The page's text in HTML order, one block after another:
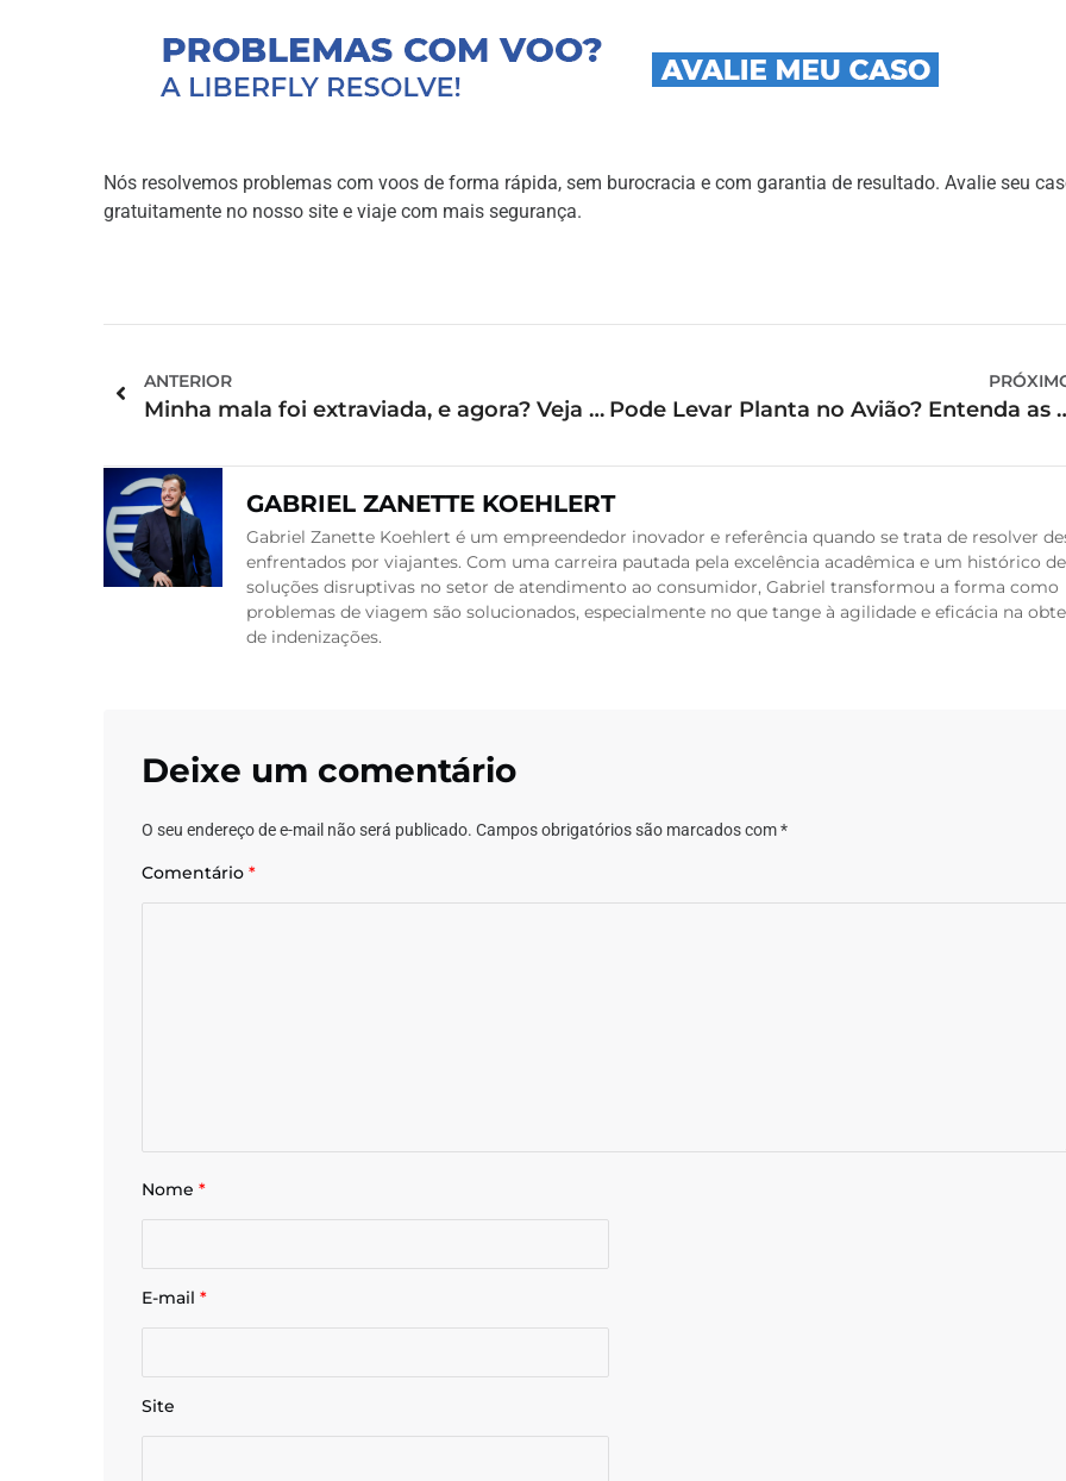
Nós resolvemos problemas com voos de forma rápida, sem burocracia e com garantia de resultado. Avalie seu
gratuitamente no nosso site e viaje com mais segurança.
ANTERIOR
Minha mala foi extraviada, e agora? Veja o que fazer passo a passo Pode Levar Planta no Avião?
GABRIEL ZANETTE KOEHLERT
Gabriel Zanette Koehlert é um empreendedor inovador e referência quando se trata de resolver
enfrentados por viajantes. Com uma carreira pautada pela excelência acadêmica e um histórico de
soluções disruptivas no setor de atendimento ao consumidor, Gabriel transformou a forma como
problemas de viagem são solucionados, especialmente no que tange à agilidade e eficácia na
de indenizações.
Deixe um comentário
O seu endereço de e-mail não será publicado. Campos obrigatórios são marcados com*
Comentário *
Nome *
E-mail *
Site